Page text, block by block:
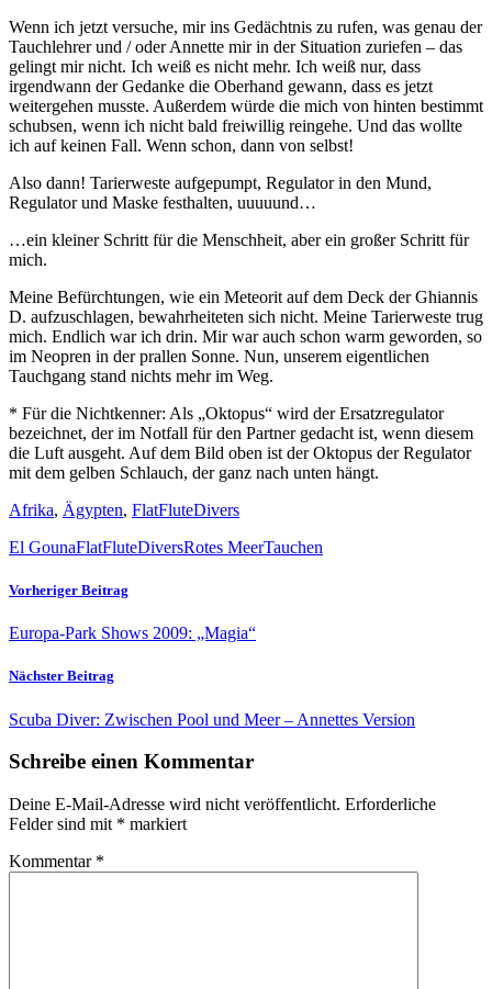
Wenn ich jetzt versuche, mir ins Gedächtnis zu rufen, was genau der
Tauchlehrer und / oder Annette mir in der Situation zuriefen – das
gelingt mir nicht. Ich weiß es nicht mehr. Ich weiß nur, dass
irgendwann der Gedanke die Oberhand gewann, dass es jetzt
weitergehen musste. Außerdem würde die mich von hinten bestimmt
schubsen, wenn ich nicht bald freiwillig reingehe. Und das wollte
ich auf keinen Fall. Wenn schon, dann von selbst!
Also dann! Tarierweste aufgepumpt, Regulator in den Mund,
Regulator und Maske festhalten, uuuuund…
…ein kleiner Schritt für die Menschheit, aber ein großer Schritt für
mich.
Meine Befürchtungen, wie ein Meteorit auf dem Deck der Ghiannis
D. aufzuschlagen, bewahrheiteten sich nicht. Meine Tarierweste trug
mich. Endlich war ich drin. Mir war auch schon warm geworden, so
im Neopren in der prallen Sonne. Nun, unserem eigentlichen
Tauchgang stand nichts mehr im Weg.
* Für die Nichtkenner: Als „Oktopus“ wird der Ersatzregulator
bezeichnet, der im Notfall für den Partner gedacht ist, wenn diesem
die Luft ausgeht. Auf dem Bild oben ist der Oktopus der Regulator
mit dem gelben Schlauch, der ganz nach unten hängt.
Afrika, Ägypten, FlatFluteDivers
El GounaFlatFluteDiversRotes MeerTauchen
Vorheriger Beitrag
Europa-Park Shows 2009: „Magia“
Nächster Beitrag
Scuba Diver: Zwischen Pool und Meer – Annettes Version
Schreibe einen Kommentar
Deine E-Mail-Adresse wird nicht veröffentlicht. Erforderliche
Felder sind mit * markiert
Kommentar *